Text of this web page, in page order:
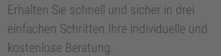
Erhalten Sie schnell und sicher in drei
einfachen Schritten Ihre individuelle und
kostenlose Beratung.